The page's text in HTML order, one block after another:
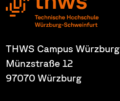
THWS Campus Würzburg
Münzstraße 12
97070 Würzburg